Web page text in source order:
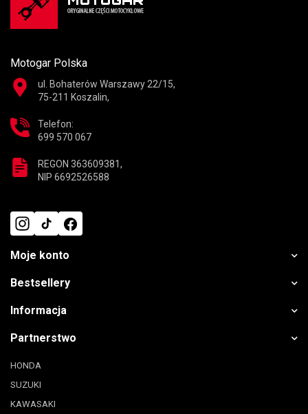
Motogar Polska
ul. Bohaterów Warszawy 22/15,
75-211 Koszalin,
Telefon:
699 570 067
REGON 363609381,
NIP 6692526588
Moje konto
Bestsellery
Informacja
Partnerstwo
HONDA
SUZUKI
KAWASAKI